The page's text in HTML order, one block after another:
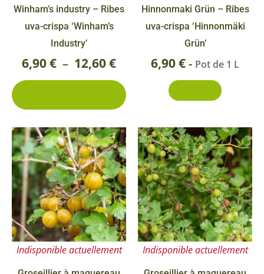
Winham’s industry – Ribes
uva-crispa ‘Winham’s
Industry’
6,90€ – 12,60€
choisies
produit
Hinnonmaki Grün – Ribes
uva-crispa ‘Hinnonmäki
Grün’
6,90€- Pot de 1 L
Indisponible actuellement Indisponible actuellement